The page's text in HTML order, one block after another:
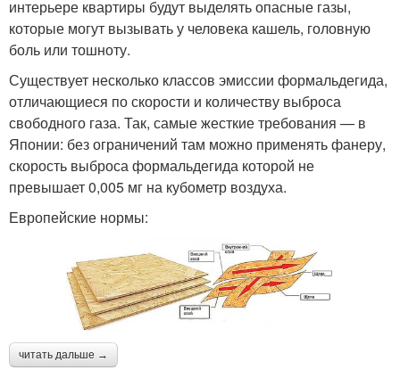
интерьере квартиры будут выделять опасные газы,
которые могут вызывать у человека кашель, головную
боль или тошноту.
Существует несколько классов эмиссии формальдегида,
отличающиеся по скорости и количеству выброса
свободного газа. Так, самые жесткие требования — в
Японии: без ограничений там можно применять фанеру,
скорость выброса формальдегида которой не
превышает 0,005 мг на кубометр воздуха.
Европейские нормы:
читать дальше →